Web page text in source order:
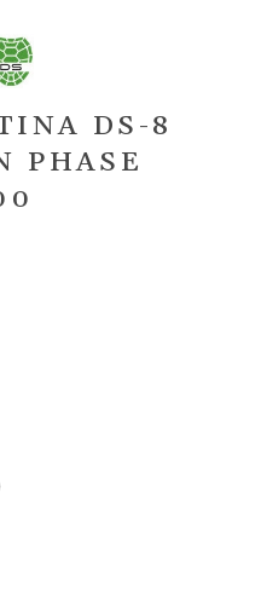
DS-8
PHASE